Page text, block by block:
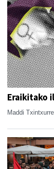
Eraikitako
Maddi